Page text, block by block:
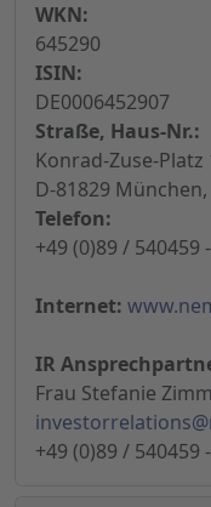
WKN:
645290
ISIN:
DE0006452907
Straße, Haus-Nr.:
Konrad-Zuse-Platz
D-81829
Telefon:
+49 (0)89 / 540459
Internet:
IR
Frau Stefanie
+49 (0)89 / 540459